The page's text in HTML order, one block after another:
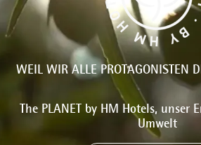
WEIL WIR ALLE PROTAGONISTEN
The PLANET by HM Hotels, unser
Umwelt